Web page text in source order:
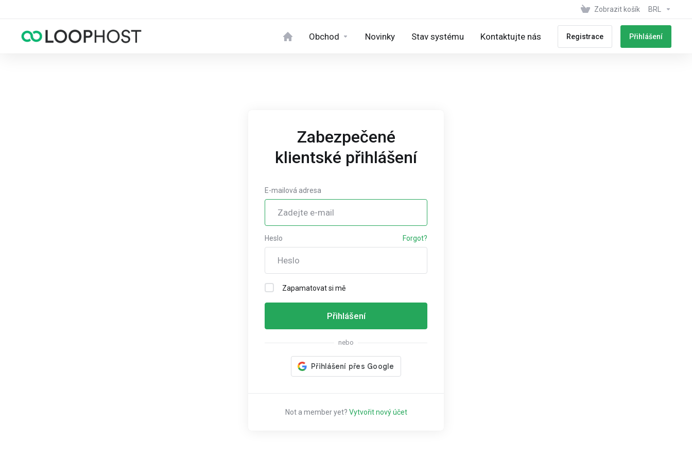
Zobrazit košík BRL
Obchod Novinky Stav systému Kontaktujte nás Registrace Přihlášení
Zabezpečené
klientské přihlášení
E-mailová adresa
Heslo Forgot?
Zapamatovat si mě
Přihlášení
nebo
Not a member yet? Vytvořit nový účet